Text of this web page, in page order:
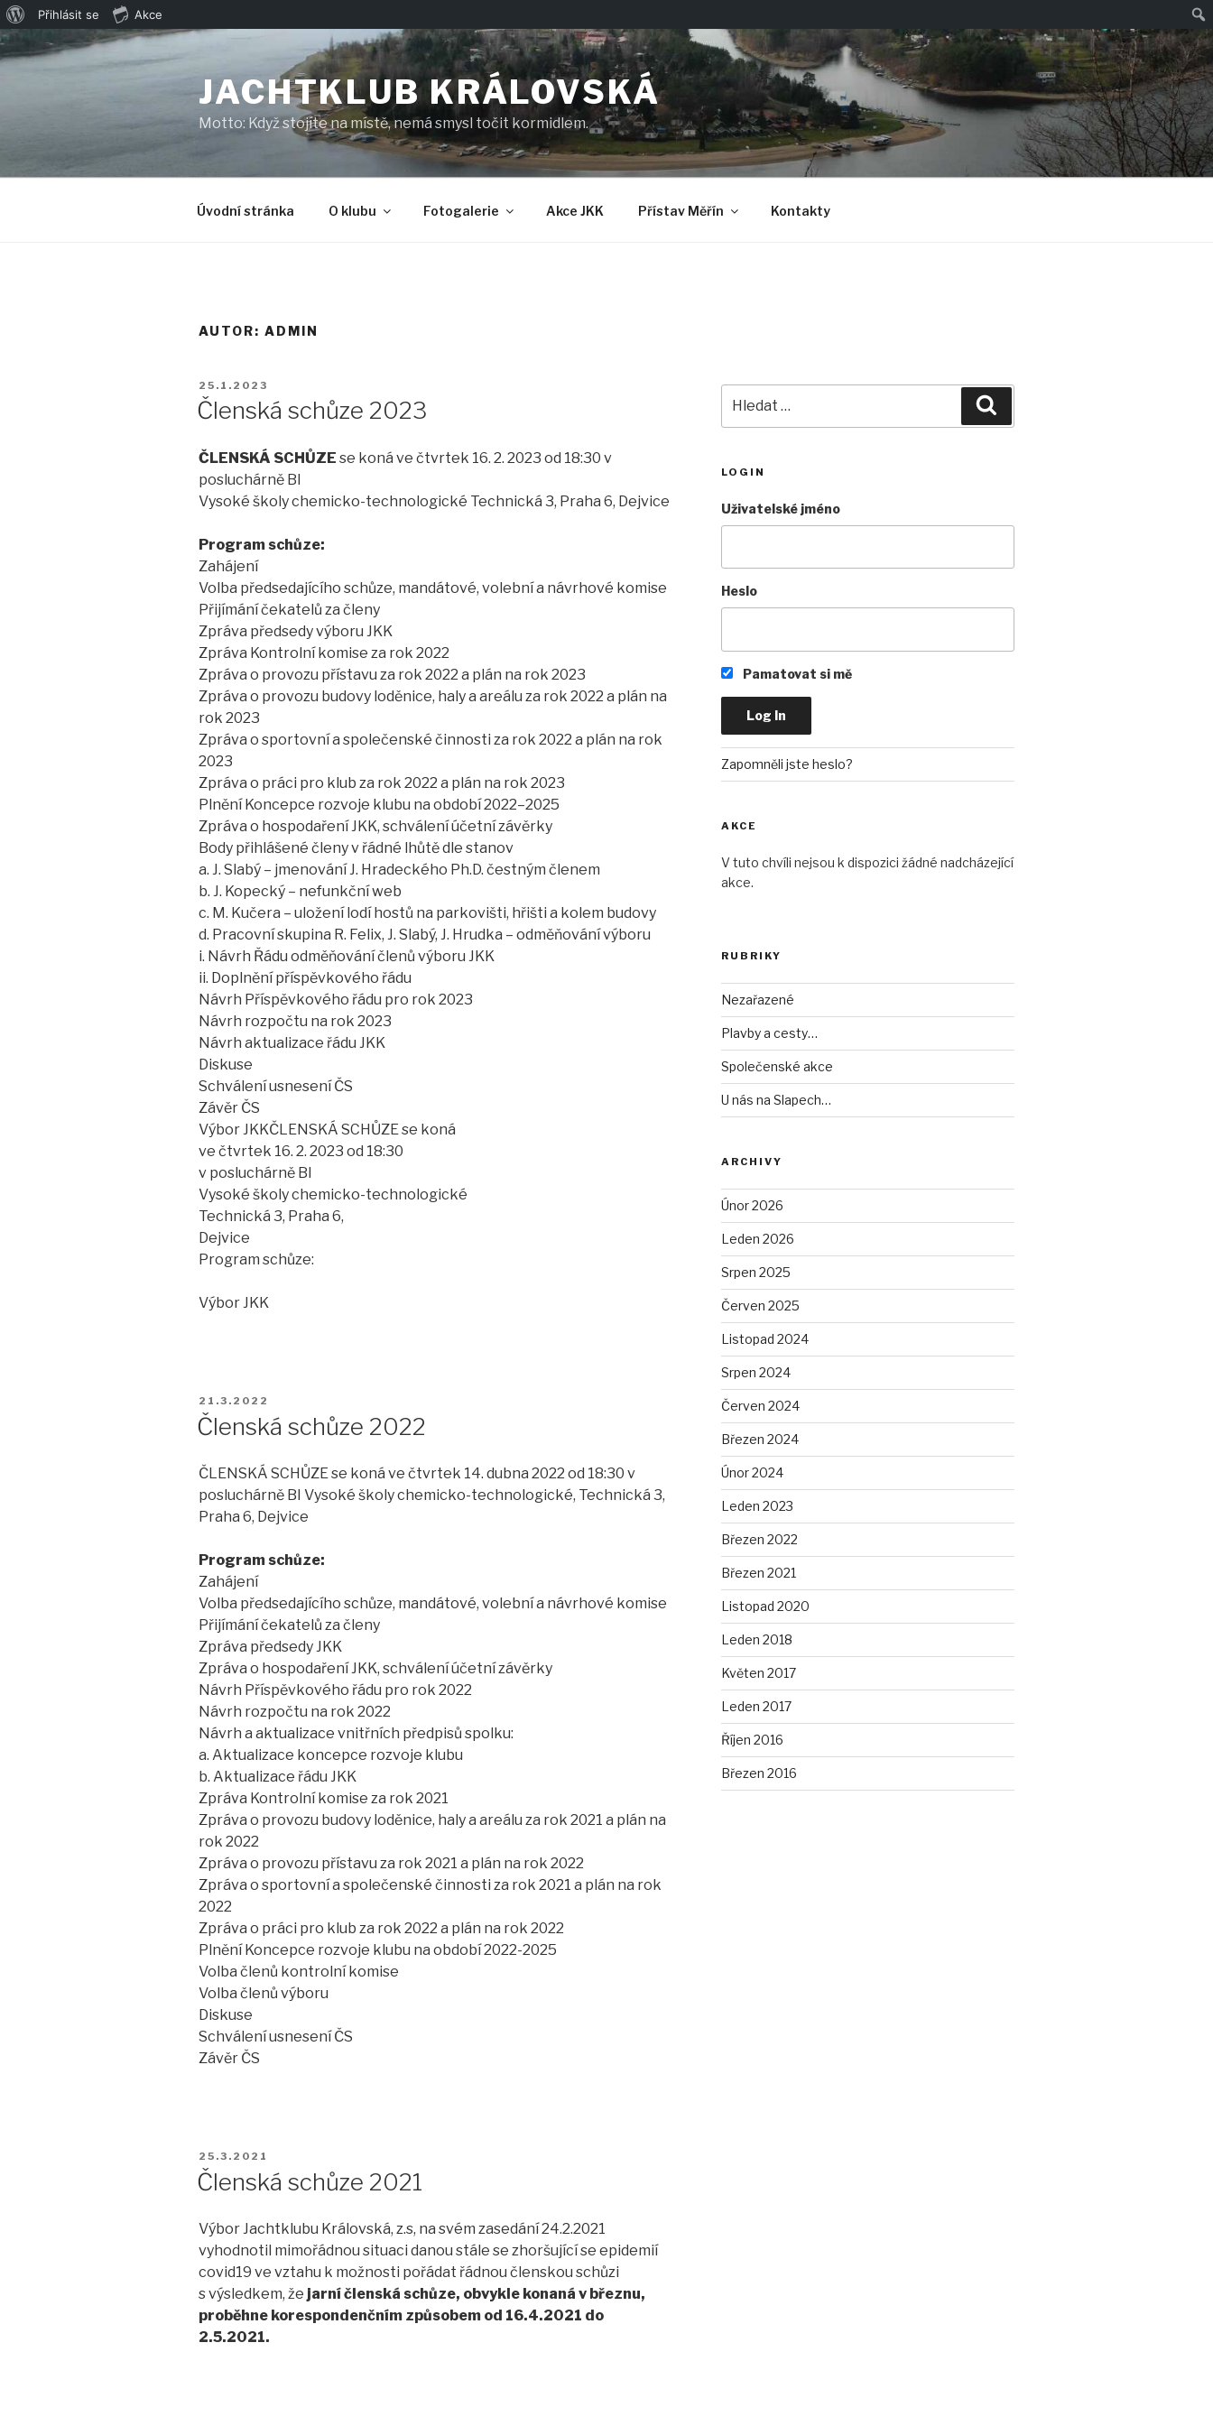
WordPressu
Přihlásit se
Akce
Přejít
k
JACHTKLUB KRÁLOVSKÁ
Motto: Když stojíte na místě, nemá smysl točit kormidlem.
Úvodní stránka O klubu Fotogalerie Akce JKK Přístav Měřín Kontakty
AUTOR: ADMIN
PUBLIKOVÁNO
25.1.2023
Členská schůze 2023
ČLENSKÁ SCHŮZE se koná ve čtvrtek 16. 2. 2023 od 18:30 v
posluchárně BI
Vysoké školy chemicko-technologické Technická 3, Praha 6, Dejvice
Program schůze:
Zahájení
Volba předsedajícího schůze, mandátové, volební a návrhové komise
Přijímání čekatelů za členy
Zpráva předsedy výboru JKK
Zpráva Kontrolní komise za rok 2022
Zpráva o provozu přístavu za rok 2022 a plán na rok 2023
Zpráva o provozu budovy loděnice, haly a areálu za rok 2022 a plán na
rok 2023
Zpráva o sportovní a společenské činnosti za rok 2022 a plán na rok
2023
Zpráva o práci pro klub za rok 2022 a plán na rok 2023
Plnění Koncepce rozvoje klubu na období 2022–2025
Zpráva o hospodaření JKK, schválení účetní závěrky
Body přihlášené členy v řádné lhůtě dle stanov
a. J. Slabý – jmenování J. Hradeckého Ph.D. čestným členem
b. J. Kopecký – nefunkční web
c. M. Kučera – uložení lodí hostů na parkovišti, hřišti a kolem budovy
d. Pracovní skupina R. Felix, J. Slabý, J. Hrudka – odměňování výboru
i. Návrh Řádu odměňování členů výboru JKK
ii. Doplnění příspěvkového řádu
Návrh Příspěvkového řádu pro rok 2023
Návrh rozpočtu na rok 2023
Návrh aktualizace řádu JKK
Diskuse
Schválení usnesení ČS
Závěr ČS
Výbor JKKČLENSKÁ SCHŮZE se koná
ve čtvrtek 16. 2. 2023 od 18:30
v posluchárně BI
Vysoké školy chemicko-technologické
Technická 3, Praha 6,
Dejvice
Program schůze:
Výbor JKK
PUBLIKOVÁNO
21.3.2022
Členská schůze 2022
ČLENSKÁ SCHŮZE se koná ve čtvrtek 14. dubna 2022 od 18:30 v
posluchárně BI Vysoké školy chemicko-technologické, Technická 3,
Praha 6, Dejvice
Program schůze:
Zahájení
Volba předsedajícího schůze, mandátové, volební a návrhové komise
Přijímání čekatelů za členy
Zpráva předsedy JKK
Zpráva o hospodaření JKK, schválení účetní závěrky
Návrh Příspěvkového řádu pro rok 2022
Návrh rozpočtu na rok 2022
Návrh a aktualizace vnitřních předpisů spolku:
a. Aktualizace koncepce rozvoje klubu
b. Aktualizace řádu JKK
Zpráva Kontrolní komise za rok 2021
Zpráva o provozu budovy loděnice, haly a areálu za rok 2021 a plán na
rok 2022
Zpráva o provozu přístavu za rok 2021 a plán na rok 2022
Zpráva o sportovní a společenské činnosti za rok 2021 a plán na rok
2022
Zpráva o práci pro klub za rok 2022 a plán na rok 2022
Plnění Koncepce rozvoje klubu na období 2022-2025
Volba členů kontrolní komise
Volba členů výboru
Diskuse
Schválení usnesení ČS
Závěr ČS
PUBLIKOVÁNO
25.3.2021
Členská schůze 2021
Výbor Jachtklubu Královská, z.s, na svém zasedání 24.2.2021
vyhodnotil mimořádnou situaci danou stále se zhoršující se epidemií
covid19 ve vztahu k možnosti pořádat řádnou členskou schůzi
s výsledkem, že jarní členská schůze, obvykle konaná v březnu,
proběhne korespondenčním způsobem od 16.4.2021 do
2.5.2021.
LOGIN
Uživatelské jméno
Heslo
Pamatovat si mě
Zapomněli jste heslo?
AKCE
V tuto chvíli nejsou k dispozici žádné nadcházející
akce.
RUBRIKY
Nezařazené
Plavby a cesty…
Společenské akce
U nás na Slapech…
ARCHIVY
Únor 2026
Leden 2026
Srpen 2025
Červen 2025
Listopad 2024
Srpen 2024
Červen 2024
Březen 2024
Únor 2024
Leden 2023
Březen 2022
Březen 2021
Listopad 2020
Leden 2018
Květen 2017
Leden 2017
Říjen 2016
Březen 2016